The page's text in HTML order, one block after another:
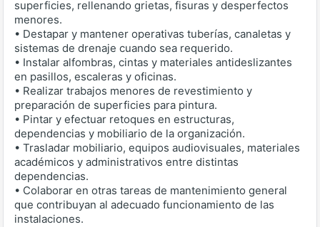
superficies, rellenando grietas, fisuras y desperfectos
menores.
• Destapar y mantener operativas tuberías, canaletas y
sistemas de drenaje cuando sea requerido.
• Instalar alfombras, cintas y materiales antideslizantes
en pasillos, escaleras y oficinas.
• Realizar trabajos menores de revestimiento y
preparación de superficies para pintura.
• Pintar y efectuar retoques en estructuras,
dependencias y mobiliario de la organización.
• Trasladar mobiliario, equipos audiovisuales, materiales
académicos y administrativos entre distintas
dependencias.
• Colaborar en otras tareas de mantenimiento general
que contribuyan al adecuado funcionamiento de las
instalaciones.